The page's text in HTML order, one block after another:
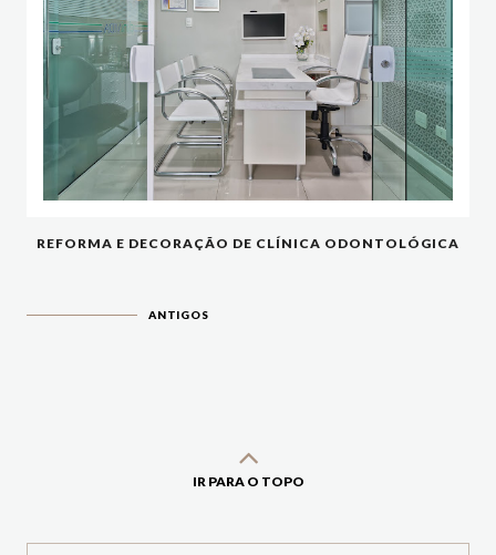
REFORMA E DECORAÇÃO DE CLÍNICA ODONTOLÓGICA
ANTIGOS
IR PARA O TOPO